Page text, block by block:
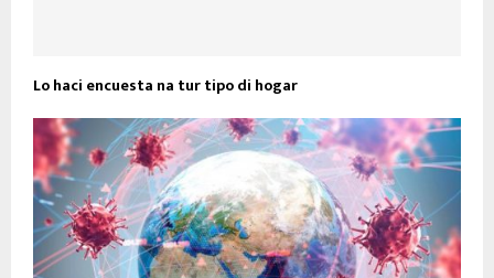
Lo haci encuesta na tur tipo di hogar